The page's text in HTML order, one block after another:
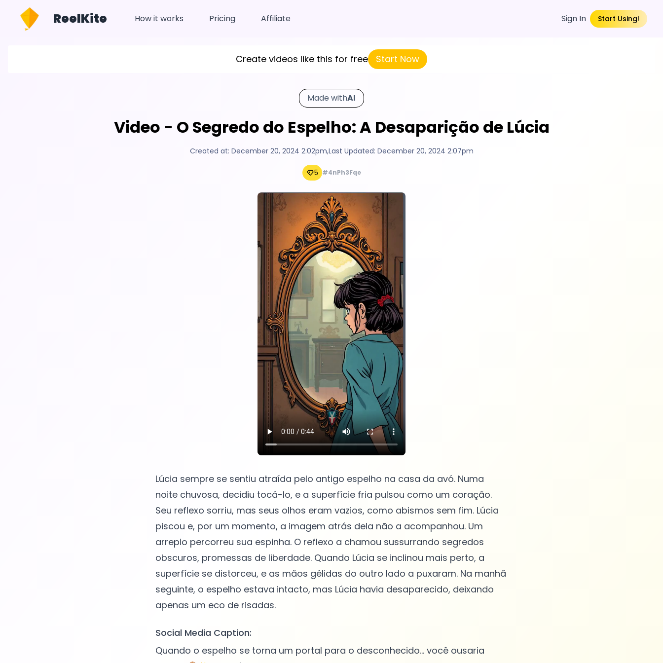
ReelKite How it works Pricing Affiliate Sign In Start Using!
Create videos like this for free Start Now
Made withAI
Video - O Segredo do Espelho: A Desaparição de Lúcia
Created at: December 20, 2024 2:02pm,Last Updated: December 20, 2024 2:07pm
5 #4nPh3Fqe
Lúcia sempre se sentiu atraída pelo antigo espelho na casa da avó. Numa
noite chuvosa, decidiu tocá-lo, e a superfície fria pulsou como um coração.
Seu reflexo sorriu, mas seus olhos eram vazios, como abismos sem fim. Lúcia
piscou e, por um momento, a imagem atrás dela não a acompanhou. Um
arrepio percorreu sua espinha. O reflexo a chamou sussurrando segredos
obscuros, promessas de liberdade. Quando Lúcia se inclinou mais perto, a
superfície se distorceu, e as mãos gélidas do outro lado a puxaram. Na manhã
seguinte, o espelho estava intacto, mas Lúcia havia desaparecido, deixando
apenas um eco de risadas.
Social Media Caption:
Quando o espelho se torna um portal para o desconhecido... você ousaria